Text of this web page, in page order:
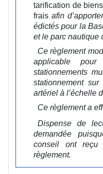
tarification de
frais afin
édictés pour la
et le parc nautique
Ce règlement
applicable pour
stationnements
stationnement
artériel à l’échelle
Ce règlement a
Dispense de
demandée
conseil ont
règlement.